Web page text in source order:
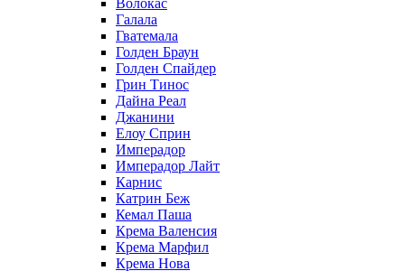
Волокас
Галала
Гватемала
Голден Браун
Голден Спайдер
Грин Тинос
Дайна Реал
Джанини
Елоу Сприн
Имперадор
Имперадор Лайт
Карнис
Катрин Беж
Кемал Паша
Крема Валенсия
Крема Марфил
Крема Нова